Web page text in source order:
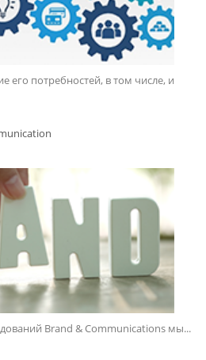
его потребностей, в том числе, и
Brand & Communications мы...